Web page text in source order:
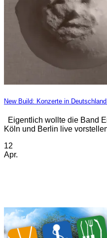
New Build: Konzerte in
Eigentlich wollte die Band
Köln und Berlin live
12
Apr.